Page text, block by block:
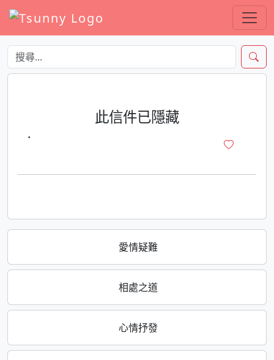
愛情疑難
相處之道
心情抒發
此信件已隱藏
·